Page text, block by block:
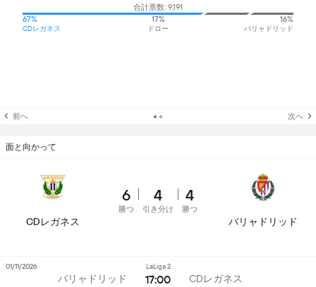
合計票数: 9,191
67%
CDレガネス
17%
ドロー
16%
バリャドリッド
前へ 次へ
面と向かって
CDレガネス
6
勝つ
4
引き分け
4
勝つ
バリャドリッド
バリャドリッド
LaLiga 2
17:00 CDレガネス
01/11/2026